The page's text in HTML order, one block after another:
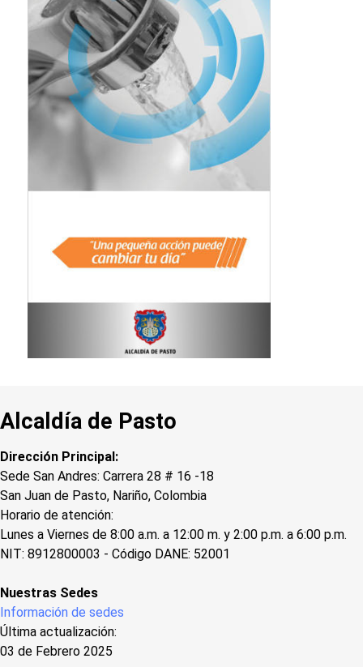
Alcaldía de Pasto
Dirección Principal:
Sede San Andres: Carrera 28 # 16 -18
San Juan de Pasto, Nariño, Colombia
Horario de atención:
Lunes a Viernes de 8:00 a.m. a 12:00 m. y 2:00 p.m. a 6:00 p.m.
NIT: 8912800003 - Código DANE: 52001
Nuestras Sedes
Información de sedes
Última actualización:
03 de Febrero 2025